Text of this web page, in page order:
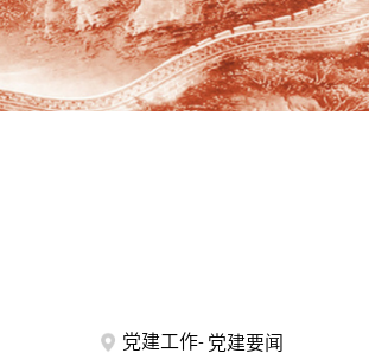
党建工作 党建要闻